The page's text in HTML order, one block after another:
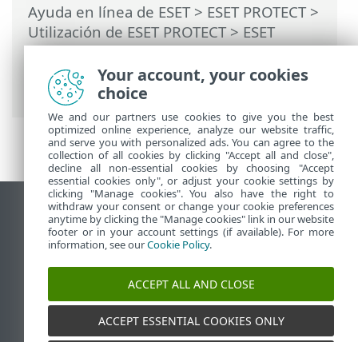
Ayuda en línea de ESET> ESET PROTECT>
Utilización de ESET PROTECT>ESET
PROTECT Menú principal>Más>
Derechos de acceso>Usuarios >
Usuarios asignados
Ver sitio para ordenador
End of Life
Base de conocimiento de ESET
Foro de ESET
ESET Status Portal
Soporte técnico regional
Your account, your cookies
choice
We and our partners use cookies to give you the best
optimized online experience, analyze our website traffic,
and serve you with personalized ads. You can agree to the
collection of all cookies by clicking "Accept all and close",
decline all non-essential cookies by choosing "Accept
essential cookies only", or adjust your cookie settings by
clicking "Manage cookies". You also have the right to
withdraw your consent or change your cookie preferences
anytime by clicking the "Manage cookies" link in our website
footer or in your account settings (if available). For more
information, see ourCookie Policy.
ACCEPT ALL AND CLOSE
ACCEPT ESSENTIAL COOKIES ONLY